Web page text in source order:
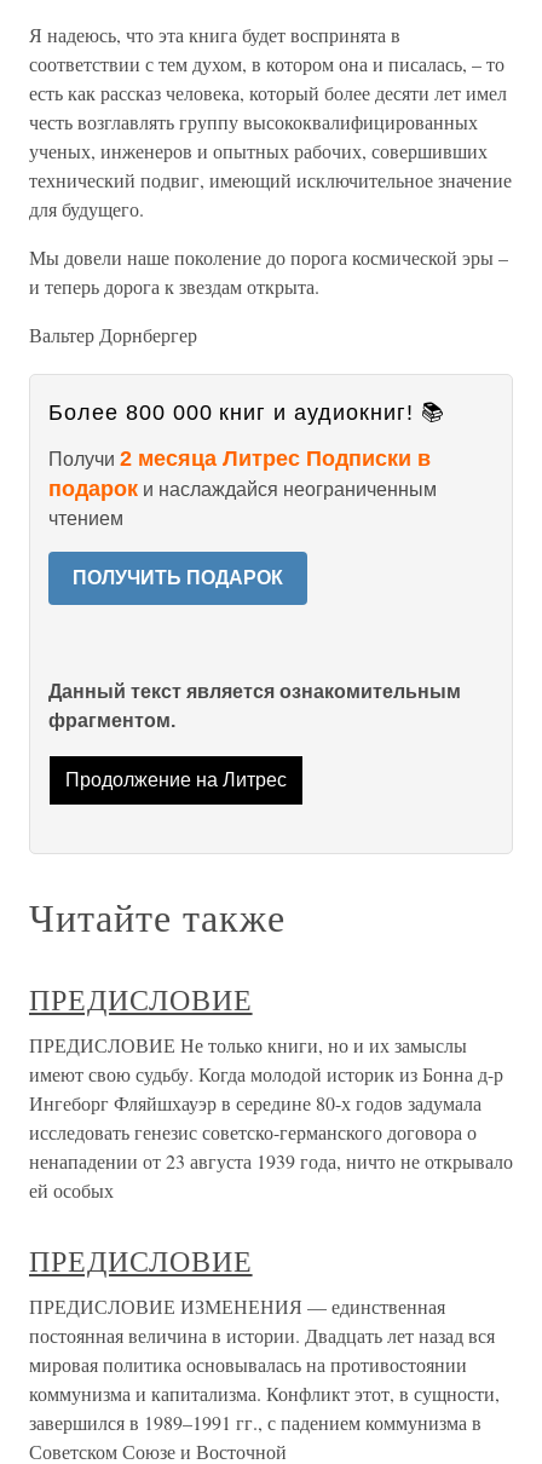
Я надеюсь, что эта книга будет воспринята в
соответствии с тем духом, в котором она и писалась, – то
есть как рассказ человека, который более десяти лет имел
честь возглавлять группу высококвалифицированных
ученых, инженеров и опытных рабочих, совершивших
технический подвиг, имеющий исключительное значение
для будущего.
Мы довели наше поколение до порога космической эры –
и теперь дорога к звездам открыта.
Вальтер Дорнбергер
Более 800 000 книг и аудиокниг! 📚
Получи 2 месяца Литрес Подписки в
подарок и наслаждайся неограниченным
чтением
ПОЛУЧИТЬ ПОДАРОК
Данный текст является ознакомительным
фрагментом.
Продолжение на Литрес
Читайте также
ПРЕДИСЛОВИЕ
ПРЕДИСЛОВИЕ Не только книги, но и их замыслы
имеют свою судьбу. Когда моло­дой историк из Бонна д-р
Ингеборг Фляйшхауэр в середине 80-х годов задумала
исследовать генезис советско-германского договора о
ненапа­дении от 23 августа 1939 года, ничто не открывало
ей особых
ПРЕДИСЛОВИЕ
ПРЕДИСЛОВИЕ ИЗМЕНЕНИЯ — единственная
постоянная величина в истории. Двадцать лет назад вся
мировая политика основывалась на противостоянии
коммунизма и капитализма. Конфликт этот, в сущности,
завершился в 1989–1991 гг., с падением коммунизма в
Советском Союзе и Восточной